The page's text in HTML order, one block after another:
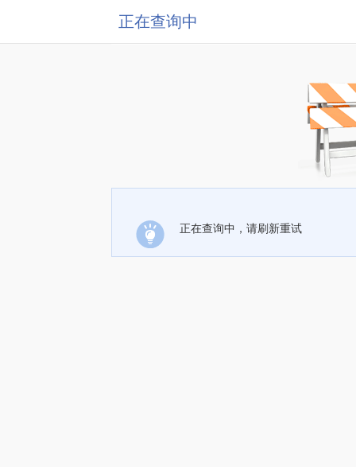
正在查询中
正在查询中，请刷新重试